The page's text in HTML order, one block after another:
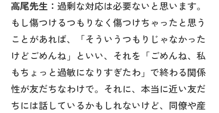
高尾先生： 過剰な対応は必要ないと思います。
もし傷つけるつもりなく傷つけちゃったと思う
ことがあれば、「そういうつもりじゃなかった
けどごめんね」といい、それを「ごめんね、私
もちょっと過敏になりすぎたわ」で終わる関係
性が友だちなわけで。それに、本当に近い友だ
ちには話しているかもしれないけど、同僚や産